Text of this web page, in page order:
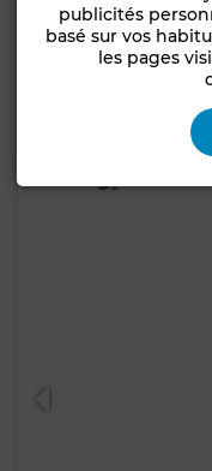
Appartement à Dar
155 m²
publicités
basé sur vos
les pages